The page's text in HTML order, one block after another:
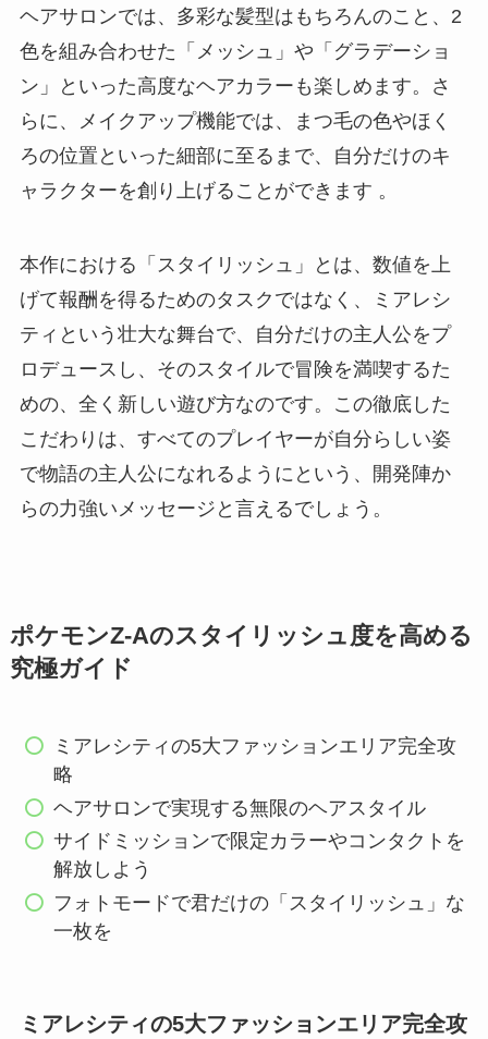
ヘアサロンでは、多彩な髪型はもちろんのこと、2
色を組み合わせた「メッシュ」や「グラデーショ
ン」といった高度なヘアカラーも楽しめます。さ
らに、メイクアップ機能では、まつ毛の色やほく
ろの位置といった細部に至るまで、自分だけのキ
ャラクターを創り上げることができます 。
本作における「スタイリッシュ」とは、数値を上
げて報酬を得るためのタスクではなく、ミアレシ
ティという壮大な舞台で、自分だけの主人公をプ
ロデュースし、そのスタイルで冒険を満喫するた
めの、全く新しい遊び方なのです。この徹底した
こだわりは、すべてのプレイヤーが自分らしい姿
で物語の主人公になれるようにという、開発陣か
らの力強いメッセージと言えるでしょう。
ポケモンZ-Aのスタイリッシュ度を高める
究極ガイド
ミアレシティの5大ファッションエリア完全攻
略
ヘアサロンで実現する無限のヘアスタイル
サイドミッションで限定カラーやコンタクトを
解放しよう
フォトモードで君だけの「スタイリッシュ」な
一枚を
ミアレシティの5大ファッションエリア完全攻